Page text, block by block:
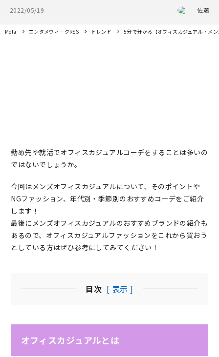
2022/05/19
佐藤
Mola エンタメウィークRSS トレンド 5分で分かる【オフィスカジュアル・メ
勤め先や就活でオフィスカジュアルコーデをすることは多いの
ではないでしょうか。
今回はメンズオフィスカジュアルについて、そのポイントや
NGファッション、年代別・季節別のおすすめコーデをご紹介
します！
最後にメンズオフィスカジュアルのおすすめブランドの紹介も
あるので、オフィスカジュアルファッションをこれから買おう
としている方はぜひ参考にしてみてください！
目次 [ 表示 ]
オフィスカジュアルとは